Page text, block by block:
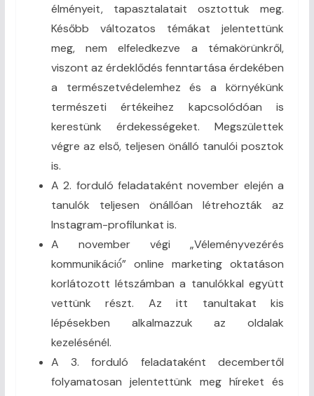
élményeit, tapasztalatait osztottuk meg.
Később változatos témákat jelentettünk
meg, nem elfeledkezve a témakörünkről,
viszont az érdeklődés fenntartása érdekében
a természetvédelemhez és a környékünk
természeti értékeihez kapcsolódóan is
kerestünk érdekességeket. Megszülettek
végre az első, teljesen önálló tanulói posztok
is.
A 2. forduló feladataként november elején a
tanulók teljesen önállóan létrehozták az
Instagram-profilunkat is.
A november végi „Véleményvezérés
kommunikáció́” online marketing oktatáson
korlátozott létszámban a tanulókkal együtt
vettünk részt. Az itt tanultakat kis
lépésekben alkalmazzuk az oldalak
kezelésénél.
A 3. forduló feladataként decembertől
folyamatosan jelentettünk meg híreket és